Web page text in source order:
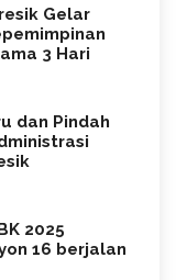
Gelar
3 Hari
dan Pindah
2025
16 berjalan